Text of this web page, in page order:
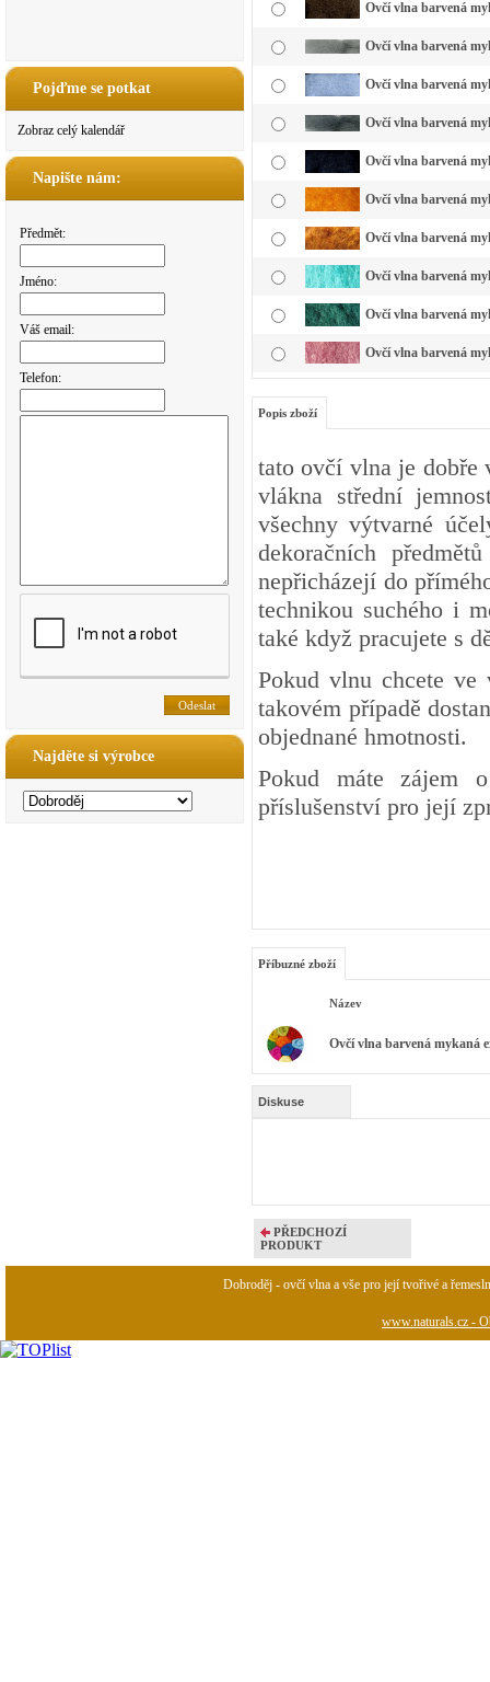
Pojďme se potkat
Zobraz celý kalendář
Napište nám:
Předmět:
Jméno:
Váš email:
Telefon:
Najděte si výrobce
Ovčí vlna barvená
Ovčí vlna barvená
Ovčí vlna barvená
Ovčí vlna barvená
Ovčí vlna barvená
Ovčí vlna barvená
Ovčí vlna barvená
Ovčí vlna barvená
Ovčí vlna barvená
Ovčí vlna barvená
Popis zboží
tato ovčí vlna je dobře
vlákna střední
všechny výtvarné
dekoračních
nepřicházejí do
technikou suchého i
také když pracujete s
Pokud vlnu chcete
takovém případě
objednané hmotnosti.
Pokud máte zájem
příslušenství pro její
Příbuzné zboží
Název
Ovčí vlna barvená mykaná
Diskuse
PŘEDCHOZÍ
PRODUKT
Dobroděj - ovčí vlna a vše pro její tvořivé a
www.naturals.cz -